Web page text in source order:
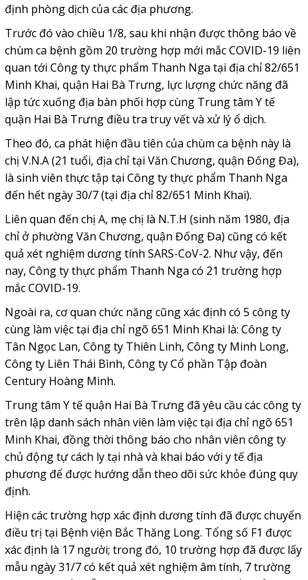
định phòng dịch của các địa phương.
Trước đó vào chiều 1/8, sau khi nhận được thông báo về
chùm ca bệnh gồm 20 trường hợp mới mắc COVID-19 liên
quan tới Công ty thực phẩm Thanh Nga tại địa chỉ 82/651
Minh Khai, quận Hai Bà Trưng, lực lượng chức năng đã
lập tức xuống địa bàn phối hợp cùng Trung tâm Y tế
quận Hai Bà Trưng điều tra truy vết và xử lý ổ dịch.
Theo đó, ca phát hiện đầu tiên của chùm ca bệnh này là
chị V.N.A (21 tuổi, địa chỉ tại Văn Chương, quận Đống Đa),
là sinh viên thực tập tại Công ty thực phẩm Thanh Nga
đến hết ngày 30/7 (tại địa chỉ 82/651 Minh Khai).
Liên quan đến chị A, mẹ chị là N.T.H (sinh năm 1980, địa
chỉ ở phường Văn Chương, quận Đống Đa) cũng có kết
quả xét nghiệm dương tính SARS-CoV-2. Như vậy, đến
nay, Công ty thực phẩm Thanh Nga có 21 trường hợp
mắc COVID-19.
Ngoài ra, cơ quan chức năng cũng xác định có 5 công ty
cùng làm việc tại địa chỉ ngõ 651 Minh Khai là: Công ty
Tân Ngọc Lan, Công ty Thiên Linh, Công ty Minh Long,
Công ty Liên Thái Bình, Công ty Cổ phần Tập đoàn
Century Hoàng Minh.
Trung tâm Y tế quận Hai Bà Trưng đã yêu cầu các công ty
trên lập danh sách nhân viên làm việc tại địa chỉ ngõ 651
Minh Khai, đồng thời thông báo cho nhân viên công ty
chủ động tự cách ly tại nhà và khai báo với y tế địa
phương để được hướng dẫn theo dõi sức khỏe đúng quy
định.
Hiện các trường hợp xác định dương tính đã được chuyển
điều trị tại Bệnh viện Bắc Thăng Long. Tổng số F1 được
xác định là 17 người; trong đó, 10 trường hợp đã được lấy
mẫu ngày 31/7 có kết quả xét nghiệm âm tính, 7 trường